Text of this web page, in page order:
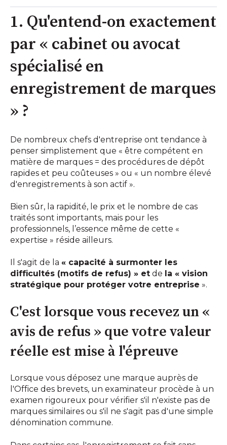
1. Qu'entend-on exactement
par « cabinet ou avocat
spécialisé en
enregistrement de marques
» ?
De nombreux chefs d'entreprise ont tendance à
penser simplistement que « être compétent en
matière de marques = des procédures de dépôt
rapides et peu coûteuses » ou « un nombre élevé
d'enregistrements à son actif ».
Bien sûr, la rapidité, le prix et le nombre de cas
traités sont importants, mais pour les
professionnels, l’essence même de cette «
expertise » réside ailleurs.
Il s'agit de la « capacité à surmonter les
difficultés (motifs de refus) » et de la « vision
stratégique pour protéger votre entreprise ».
C'est lorsque vous recevez un «
avis de refus » que votre valeur
réelle est mise à l'épreuve
Lorsque vous déposez une marque auprès de
l'Office des brevets, un examinateur procède à un
examen rigoureux pour vérifier s'il n'existe pas de
marques similaires ou s'il ne s'agit pas d'une simple
dénomination commune.